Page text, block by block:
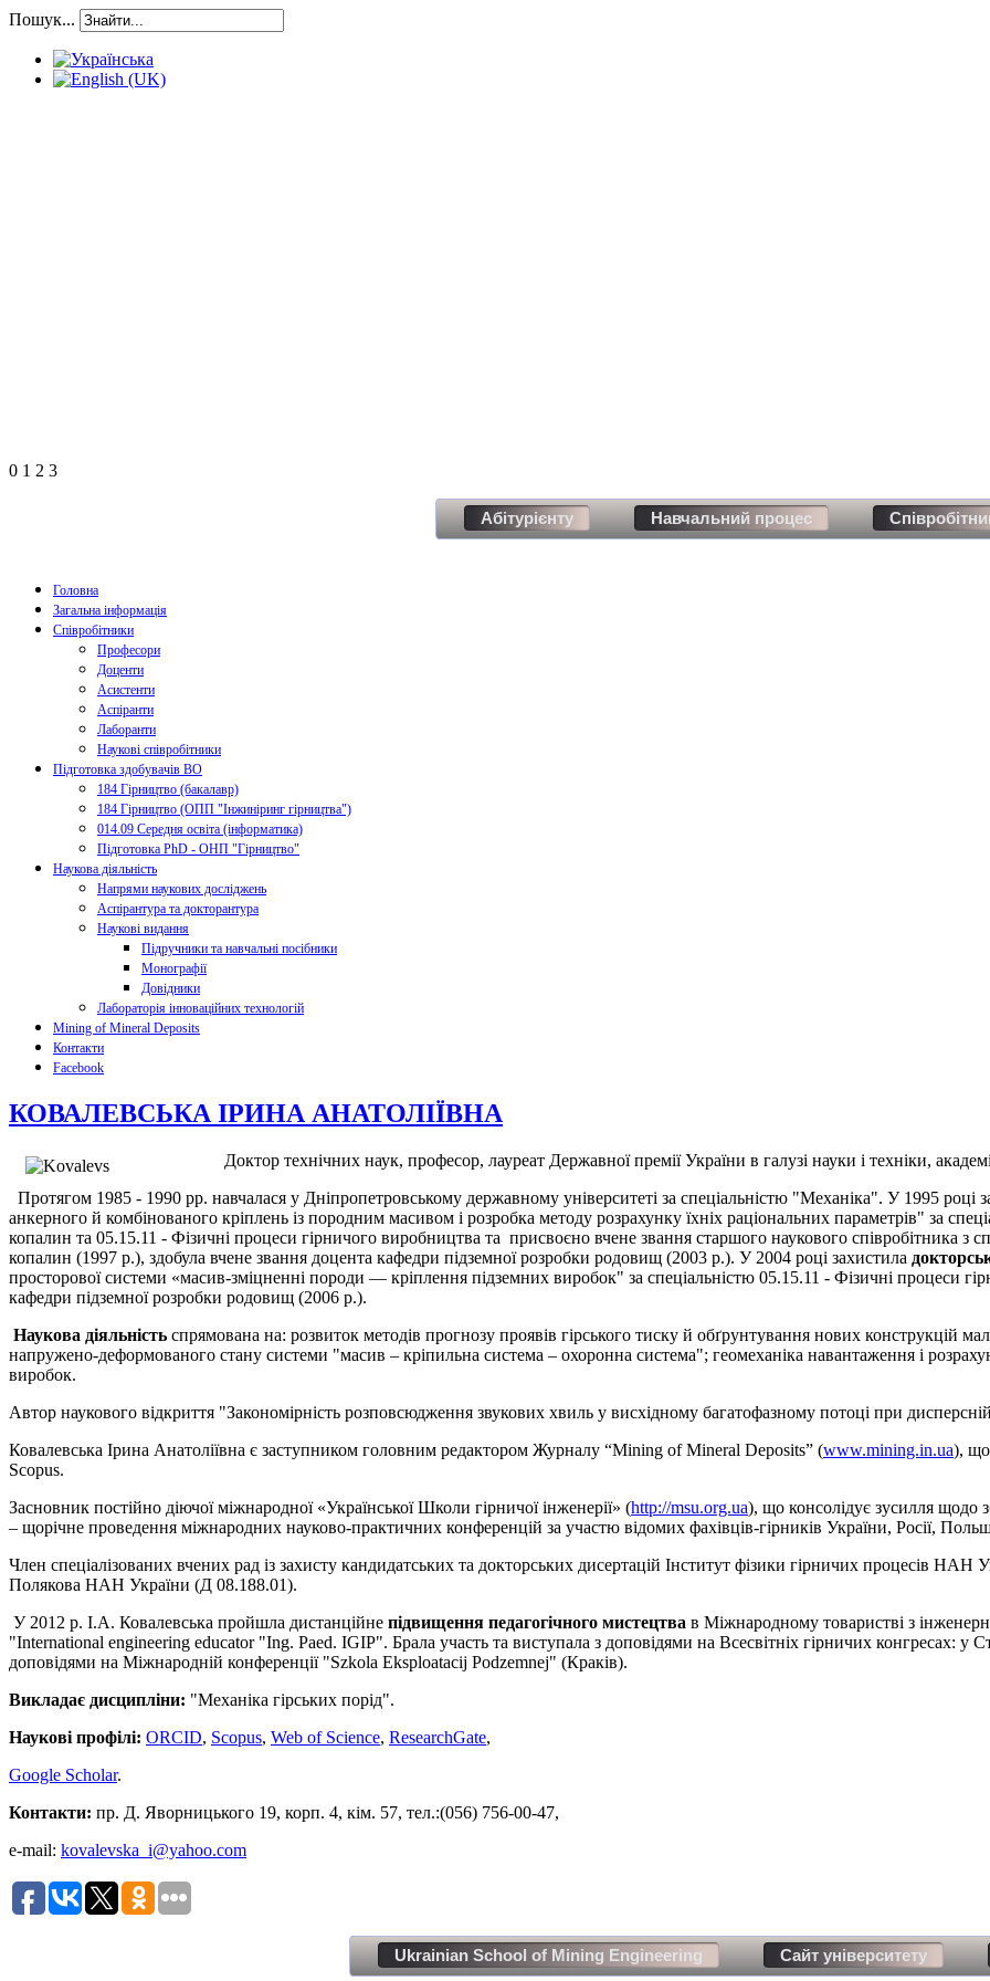
Пошук...
0 1 2 3
Абітурієнту Навчальний процес
Головна
Загальна інформація
Співробітники
Професори
Доценти
Асистенти
Аспіранти
Лаборанти
Наукові співробітники
Підготовка здобувачів ВО
184 Гірництво (бакалавр)
184 Гірництво (ОПП "Інжиніринг гірництва")
014.09 Середня освіта (інформатика)
Підготовка PhD - ОНП "Гірництво"
Наукова діяльність
Напрями наукових досліджень
Аспірантура та докторантура
Наукові видання
Підручники та навчальні посібники
Монографії
Довідники
Лабораторія інноваційних технологій
Mining of Mineral Deposits
Контакти
Facebook
КОВАЛЕВСЬКА ІРИНА АНАТОЛІЇВНА
Доктор технічних наук, професор, лауреат Державної премії України в галузі науки і техніки,
Протягом 1985 - 1990 рр. навчалася у Дніпропетровському державному університеті за спеціальністю "Механіка". У 1995 році
анкерного й комбінованого кріплень із породним масивом і розробка методу розрахунку їхніх раціональних параметрів" за
копалин та 05.15.11 - Фізичні процеси гірничого виробництва та присвоєно вчене звання старшого наукового співробітника з
копалин (1997 р.), здобула вчене звання доцента кафедри підземної розробки родовищ (2003 р.). У 2004 році захистила
просторової системи «масив-зміцненні породи — кріплення підземних виробок" за спеціальністю 05.15.11 - Фізичні процеси
кафедри підземної розробки родовищ (2006 р.).
Наукова діяльність спрямована на: розвиток методів прогнозу проявів гірського тиску й обґрунтування нових конструкцій
напружено-деформованого стану системи "масив – кріпильна система – охоронна система"; геомеханіка навантаження і
виробок.
Автор наукового відкриття "Закономірність розповсюдження звукових хвиль у висхідному багатофазному потоці при
Ковалевська Ірина Анатоліївна є заступником головним редактором Журналу “Mining of Mineral Deposits” (www.mining.in.ua), що
Scopus.
Засновник постійно діючої міжнародної «Української Школи гірничої інженерії» (http://msu.org.ua), що консолідує зусилля щодо
– щорічне проведення міжнародних науково-практичних конференцій за участю відомих фахівців-гірників України, Росії,
Член спеціалізованих вчених рад із захисту кандидатських та докторських дисертацій Інститут фізики гірничих процесів НАН
Полякова НАН України (Д 08.188.01).
У 2012 р. І.А. Ковалевська пройшла дистанційне підвищення педагогічного мистецтва в Міжнародному товаристві з
"International engineering educator "Ing. Paed. IGIP". Брала участь та виступала з доповідями на Всесвітніх гірничих конгресах: у
доповідями на Міжнародній конференції "Szkolа Eksploatacij Podzemnej" (Краків).
Викладає дисципліни: "Механіка гірських порід".
Наукові профілі: ORCID, Scopus, Web of Science, ResearchGate,
Google Scholar.
Контакти: пр. Д. Яворницького 19, корп. 4, кім. 57, тел.:(056) 756-00-47,
e-mail: kovalevska_i@yahoo.com
Ukrainian School of Mining Engineering Сайт університету